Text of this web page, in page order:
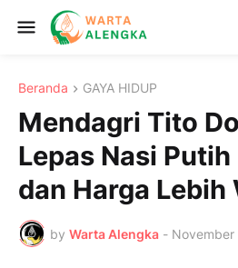
Beranda GAYA HIDUP
Mendagri Tito
Lepas Nasi
dan Harga Lebih
by Warta Alengka -